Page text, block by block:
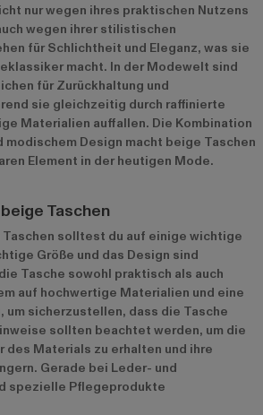
nur wegen ihres praktischen Nutzens
wegen ihrer stilistischen
für Schlichtheit und Eleganz, was sie
macht. In der Modewelt sind
für Zurückhaltung und
sie gleichzeitig durch raffinierte
Materialien auffallen. Die Kombination
modischem Design macht beige Taschen
Element in der heutigen Mode.
Taschen
Taschen solltest du auf einige wichtige
Größe und das Design sind
Tasche sowohl praktisch als auch
auf hochwertige Materialien und eine
um sicherzustellen, dass die Tasche
sollten beachtet werden, um die
des Materials zu erhalten und ihre
Gerade bei Leder- und
spezielle Pflegeprodukte